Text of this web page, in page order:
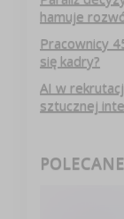
hamuje
Pracownicy
się kadry?
AI w
sztucznej